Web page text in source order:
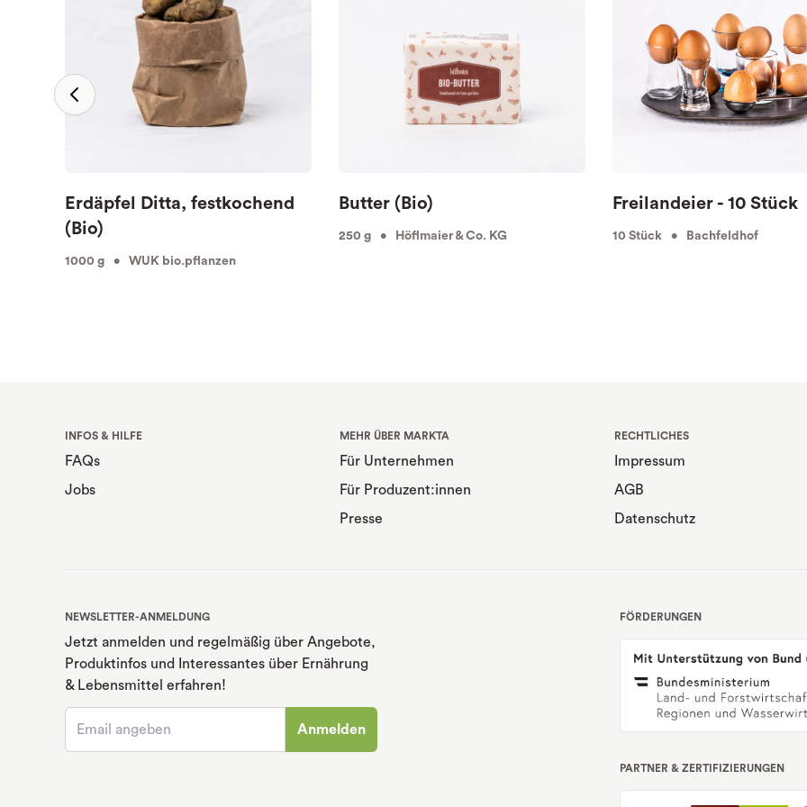
Erdäpfel Ditta, festkochend
(Bio)
1000 g • WUK bio.pflanzen
Butter (Bio)
250 g • Höflmaier & Co. KG
Freilandeier - 10 Stück
10 Stück • Bachfeldhof
INFOS & HILFE
FAQs
Jobs
MEHR ÜBER MARKTA
Für Unternehmen
Für Produzent:innen
Presse
RECHTLICHES
Impressum
AGB
Datenschutz
NEWSLETTER-ANMELDUNG
Jetzt anmelden und regelmäßig über Angebote,
Produktinfos und Interessantes über Ernährung
& Lebensmittel erfahren!
Anmelden
FÖRDERUNGEN
PARTNER & ZERTIFIZIERUNGEN